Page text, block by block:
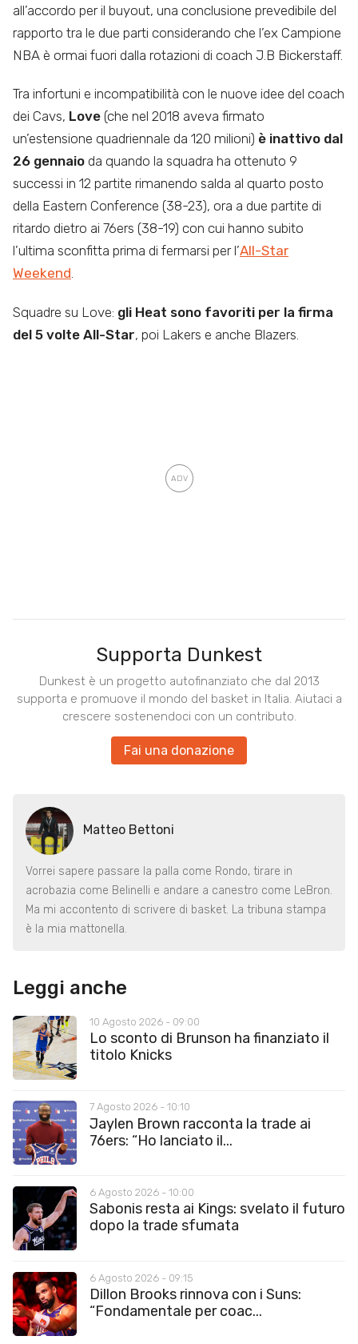
all’accordo per il buyout, una conclusione prevedibile del
rapporto tra le due parti considerando che l’ex Campione
NBA è ormai fuori dalla rotazioni di coach J.B Bickerstaff.
Tra infortuni e incompatibilità con le nuove idee del coach
dei Cavs, Love (che nel 2018 aveva firmato
un’estensione quadriennale da 120 milioni) è inattivo dal
26 gennaio da quando la squadra ha ottenuto 9
successi in 12 partite rimanendo salda al quarto posto
della Eastern Conference (38-23), ora a due partite di
ritardo dietro ai 76ers (38-19) con cui hanno subito
l’ultima sconfitta prima di fermarsi per l’All-Star
Weekend.
Squadre su Love: gli Heat sono favoriti per la firma
del 5 volte All-Star, poi Lakers e anche Blazers.
Supporta Dunkest
Dunkest è un progetto autofinanziato che dal 2013
supporta e promuove il mondo del basket in Italia. Aiutaci a
crescere sostenendoci con un contributo.
Fai una donazione
Matteo Bettoni
Vorrei sapere passare la palla come Rondo, tirare in
acrobazia come Belinelli e andare a canestro come LeBron.
Ma mi accontento di scrivere di basket. La tribuna stampa
è la mia mattonella.
Leggi anche
10 Agosto 2026 - 09:00
Lo sconto di Brunson ha finanziato il
titolo Knicks
7 Agosto 2026 - 10:10
Jaylen Brown racconta la trade ai
76ers: “Ho lanciato il...
6 Agosto 2026 - 10:00
Sabonis resta ai Kings: svelato il futuro
dopo la trade sfumata
6 Agosto 2026 - 09:15
Dillon Brooks rinnova con i Suns:
“Fondamentale per coac...